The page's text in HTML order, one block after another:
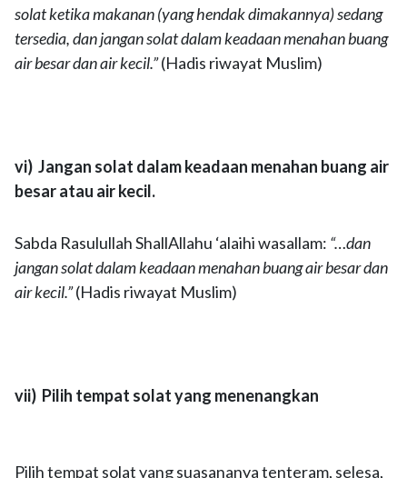
solat ketika makanan (yang hendak dimakannya) sedang
tersedia, dan jangan solat dalam keadaan menahan buang
air besar dan air kecil.”(Hadis riwayat Muslim)
vi) Jangan solat dalam keadaan menahan buang air
besar atau air kecil.
Sabda Rasulullah ShallAllahu ‘alaihi wasallam: “…dan
jangan solat dalam keadaan menahan buang air besar dan
air kecil.”(Hadis riwayat Muslim)
vii) Pilih tempat solat yang menenangkan
Pilih tempat solat yang suasananya tenteram, selesa,